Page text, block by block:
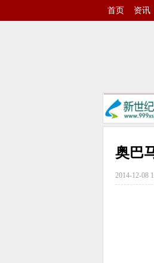
首页 资讯
奥巴
2014-12-08